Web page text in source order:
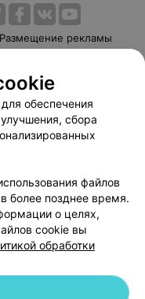
Размещение рекламы
Способы оплаты
103.by
данных
обеспечения
сбора
файлов
более позднее время.
о целях,
cookie вы
обработки